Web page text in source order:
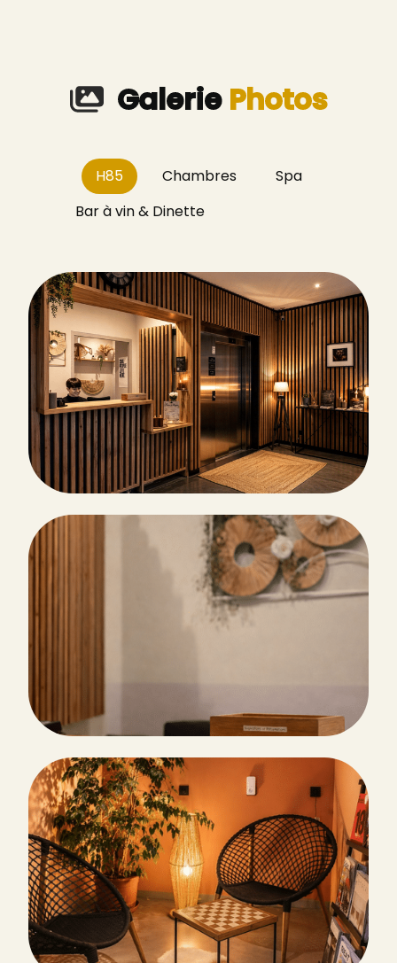
Galerie Photos
H85 Chambres
Spa
Bar à vin & Dinette